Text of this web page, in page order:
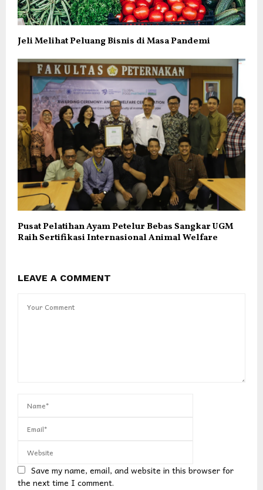
Jeli Melihat Peluang Bisnis di Masa Pandemi
Pusat Pelatihan Ayam Petelur Bebas Sangkar UGM
Raih Sertifikasi Internasional Animal Welfare
LEAVE A COMMENT
Save my name, email, and website in this browser for
the next time I comment.